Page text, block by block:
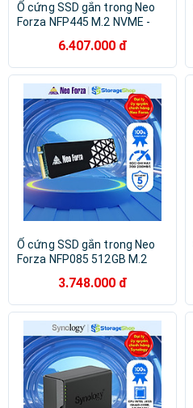
Ổ cứng SSD gắn trong Neo
Forza NFP445 M.2 NVME -
6.407.000 đ
Ổ cứng SSD gắn trong Neo
Forza NFP085 512GB M.2
3.748.000 đ